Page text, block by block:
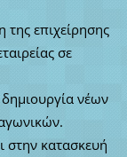
της επιχείρησης
σε
νέων
στην κατασκευή